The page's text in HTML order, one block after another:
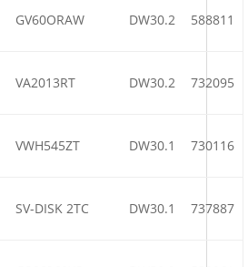
GV60ORAW DW30.2 588811
VA2013RT DW30.2 732095
VWH545ZT DW30.1 730116
SV-DISK 2TC DW30.1 737887